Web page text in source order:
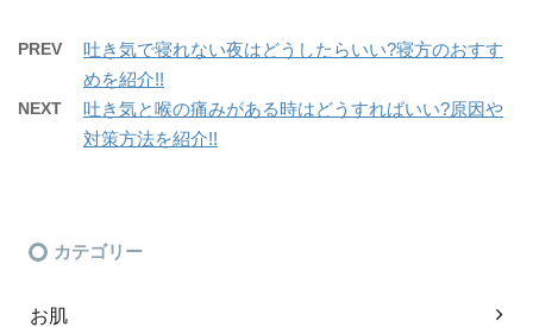
PREV
吐き気で寝れない夜はどうしたらいい?寝方のおすす
めを紹介!!
NEXT
吐き気と喉の痛みがある時はどうすればいい?原因や
対策方法を紹介!!
カテゴリー
お肌